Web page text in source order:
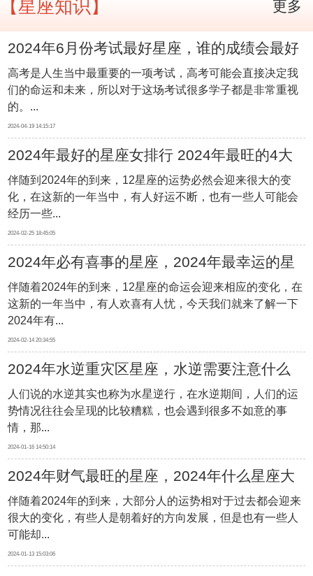
【星座知识】 更多
2024年6月份考试最好星座，谁的成绩会最好
高考是人生当中最重要的一项考试，高考可能会直接决定我
们的命运和未来，所以对于这场考试很多学子都是非常重视
的。...
2024-04-19 14:15:17
2024年最好的星座女排行 2024年最旺的4大
星座女
伴随到2024年的到来，12星座的运势必然会迎来很大的变
化，在这新的一年当中，有人好运不断，也有一些人可能会
经历一些...
2024-02-25 18:45:05
2024年必有喜事的星座，2024年最幸运的星
座
伴随着2024年的到来，12星座的命运会迎来相应的变化，在
这新的一年当中，有人欢喜有人忧，今天我们就来了解一下
2024年有...
2024-02-14 20:34:55
2024年水逆重灾区星座，水逆需要注意什么
人们说的水逆其实也称为水星逆行，在水逆期间，人们的运
势情况往往会呈现的比较糟糕，也会遇到很多不如意的事
情，那...
2024-01-16 14:50:14
2024年财气最旺的星座，2024年什么星座大
发财
伴随着2024年的到来，大部分人的运势相对于过去都会迎来
很大的变化，有些人是朝着好的方向发展，但是也有一些人
可能却...
2024-01-13 15:03:06